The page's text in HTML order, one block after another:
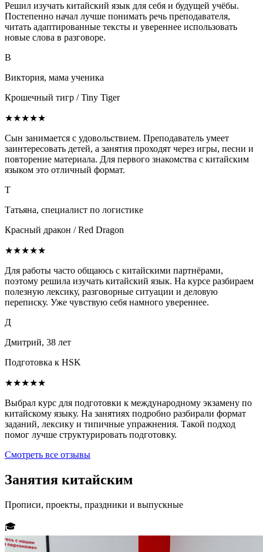
Решил изучать китайский язык для себя и будущей учёбы.
Постепенно начал лучше понимать речь преподавателя,
читать адаптированные тексты и увереннее использовать
новые слова в разговоре.
В
Виктория, мама ученика
Крошечный тигр / Tiny Tiger
★★★★★
Сын занимается с удовольствием. Преподаватель умеет
заинтересовать детей, а занятия проходят через игры, песни и
повторение материала. Для первого знакомства с китайским
языком это отличный формат.
Т
Татьяна, специалист по логистике
Красный дракон / Red Dragon
★★★★★
Для работы часто общаюсь с китайскими партнёрами,
поэтому решила изучать китайский язык. На курсе разбираем
полезную лексику, разговорные ситуации и деловую
переписку. Уже чувствую себя намного увереннее.
Д
Дмитрий, 38 лет
Подготовка к HSK
★★★★★
Выбрал курс для подготовки к международному экзамену по
китайскому языку. На занятиях подробно разбирали формат
заданий, лексику и типичные упражнения. Такой подход
помог лучше структурировать подготовку.
Смотреть все отзывы
Занятия китайским
Прописи, проекты, праздники и выпускные
🎓